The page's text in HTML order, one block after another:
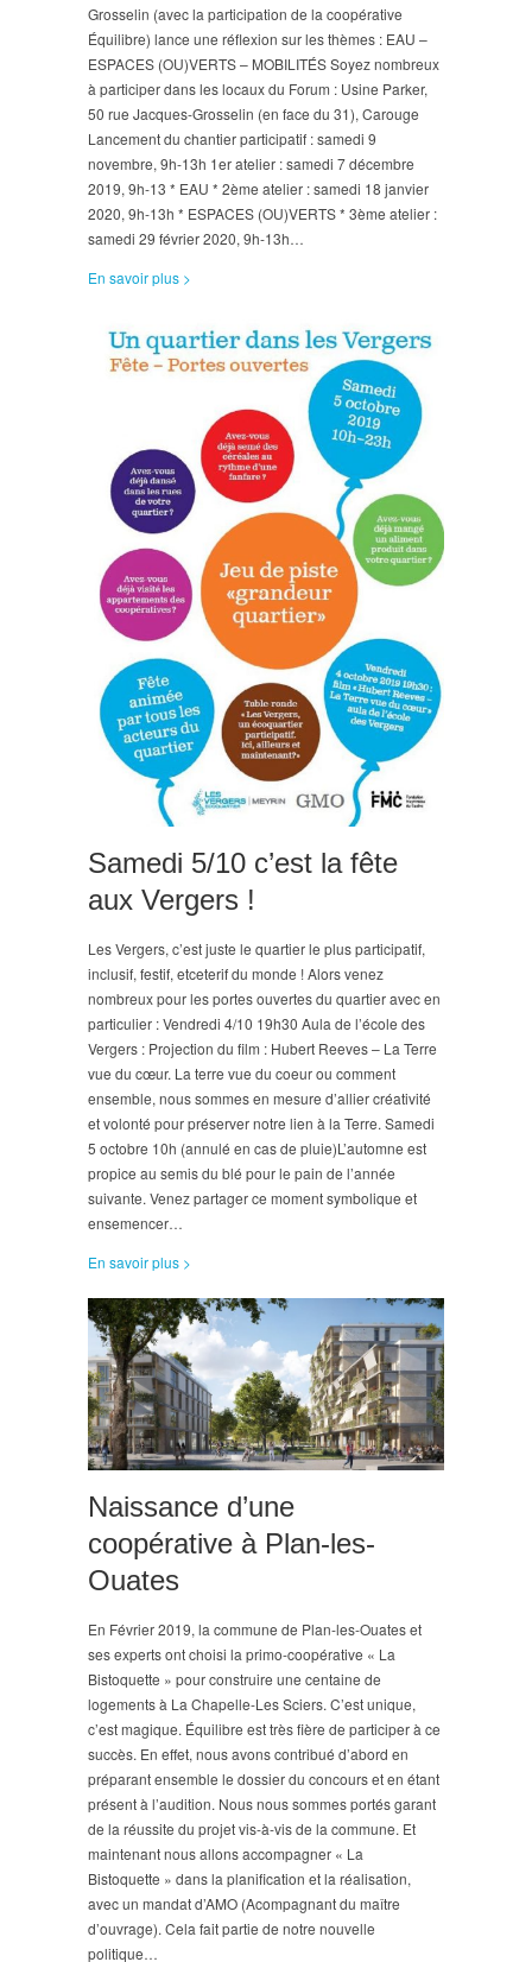
Grosselin (avec la participation de la coopérative
Équilibre) lance une réflexion sur les thèmes : EAU –
ESPACES (OU)VERTS – MOBILITÉS Soyez nombreux
à participer dans les locaux du Forum : Usine Parker,
50 rue Jacques-Grosselin (en face du 31), Carouge
Lancement du chantier participatif : samedi 9
novembre, 9h-13h 1er atelier : samedi 7 décembre
2019, 9h-13 * EAU * 2ème atelier : samedi 18 janvier
2020, 9h-13h * ESPACES (OU)VERTS * 3ème atelier :
samedi 29 février 2020, 9h-13h…
En savoir plus >
Samedi 5/10 c’est la fête
aux Vergers !
Les Vergers, c’est juste le quartier le plus participatif,
inclusif, festif, etceterif du monde ! Alors venez
nombreux pour les portes ouvertes du quartier avec en
particulier : Vendredi 4/10 19h30 Aula de l’école des
Vergers : Projection du film : Hubert Reeves – La Terre
vue du cœur. La terre vue du coeur ou comment
ensemble, nous sommes en mesure d’allier créativité
et volonté pour préserver notre lien à la Terre. Samedi
5 octobre 10h (annulé en cas de pluie)L’automne est
propice au semis du blé pour le pain de l’année
suivante. Venez partager ce moment symbolique et
ensemencer…
En savoir plus >
Naissance d’une
coopérative à Plan-les-
Ouates
En Février 2019, la commune de Plan-les-Ouates et
ses experts ont choisi la primo-coopérative « La
Bistoquette » pour construire une centaine de
logements à La Chapelle-Les Sciers. C’est unique,
c’est magique. Équilibre est très fière de participer à ce
succès. En effet, nous avons contribué d’abord en
préparant ensemble le dossier du concours et en étant
présent à l’audition. Nous nous sommes portés garant
de la réussite du projet vis-à-vis de la commune. Et
maintenant nous allons accompagner « La
Bistoquette » dans la planification et la réalisation,
avec un mandat d’AMO (Acompagnant du maître
d’ouvrage). Cela fait partie de notre nouvelle
politique…